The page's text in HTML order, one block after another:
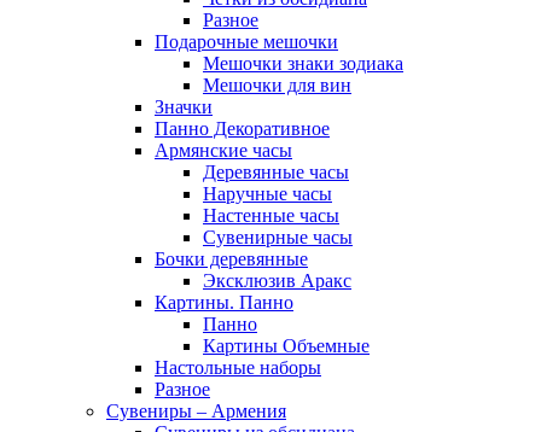
Разное
Подарочные мешочки
Мешочки знаки зодиака
Мешочки для вин
Значки
Панно Декоративное
Армянские часы
Деревянные часы
Наручные часы
Настенные часы
Сувенирные часы
Бочки деревянные
Эксклюзив Аракс
Картины. Панно
Панно
Картины Объемные
Настольные наборы
Разное
Сувениры – Армения